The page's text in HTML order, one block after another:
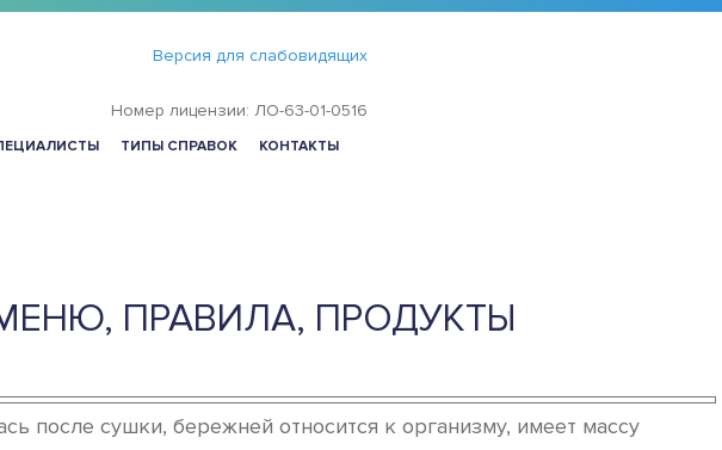
Версия для слабовидящих
Номер лицензии: ЛО-63-01-0516
ТИПЫ СПРАВОК КОНТАКТЫ
ПРАВИЛА, ПРОДУКТЫ
после сушки, бережней относится к организму, имеет массу